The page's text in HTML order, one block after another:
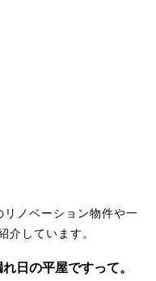
ノベーション物件や一
しています。
日の平屋ですって。